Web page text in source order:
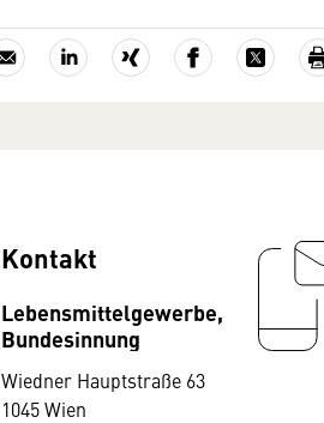
Kontakt
Lebensmittelgewerbe,
Bundesinnung
Wiedner Hauptstraße 63
1045 Wien